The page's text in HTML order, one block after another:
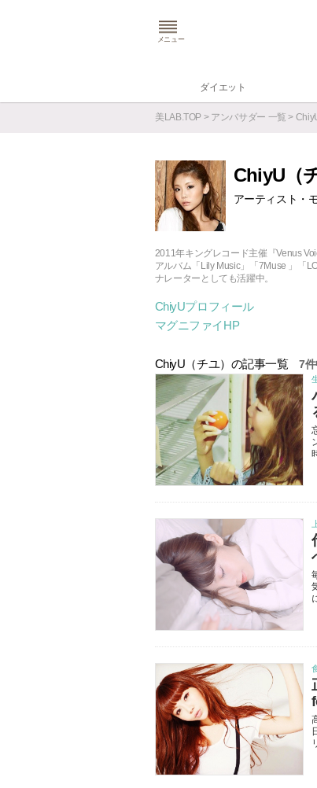
メニュー
ダイエット
美LAB.TOP > アンバサダー 一覧 >
ChiyU（
アーティスト・
2011年キングレコード主催『Venus
アルバム「Lily Music」「7Muse 」「
ナレーターとしても活躍中。
ChiyUプロフィール
マグニファイHP
ChiyU（チユ）の記事一覧 7